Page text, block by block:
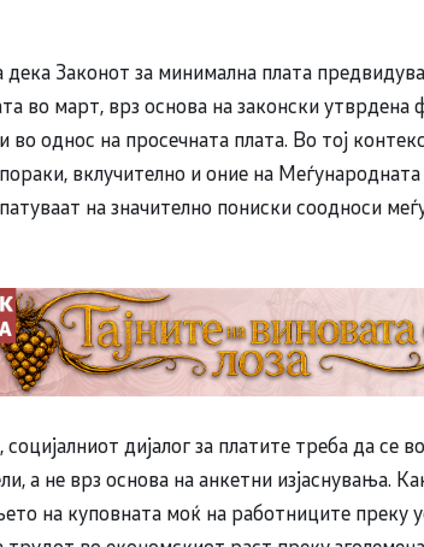
дека Законот за минимална плата
во март, врз основа на законски
во однос на просечната плата. Во тој
вклучително и оние на
на значително пониски соодноси
дијалог за платите треба да се
а не врз основа на анкетни изјаснувања.
на куповната моќ на работниците преку